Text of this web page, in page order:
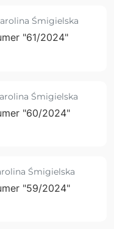
Śmigielska
"61/2024"
Śmigielska
"60/2024"
Śmigielska
"59/2024"